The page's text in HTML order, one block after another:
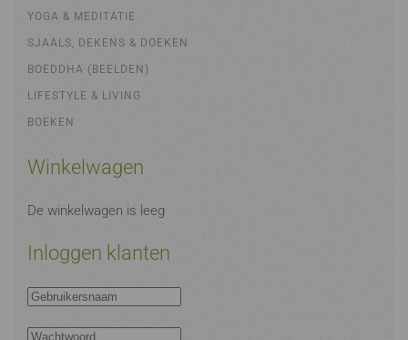
YOGA & MEDITATIE
SJAALS, DEKENS & DOEKEN
BOEDDHA (BEELDEN)
LIFESTYLE & LIVING
BOEKEN
Winkelwagen
De winkelwagen is leeg
Inloggen klanten